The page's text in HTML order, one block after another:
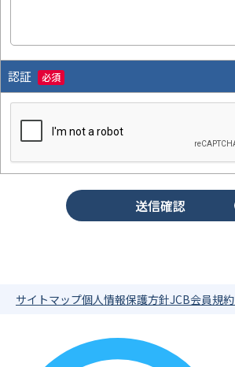
認証 必須
サイトマップ個人情報保護方針JCB会員規約